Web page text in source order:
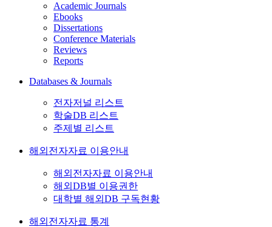
Academic Journals
Ebooks
Dissertations
Conference Materials
Reviews
Reports
Databases & Journals
전자저널 리스트
학술DB 리스트
주제별 리스트
해외전자자료 이용안내
해외전자자료 이용안내
해외DB별 이용권한
대학별 해외DB 구독현황
해외전자자료 통계